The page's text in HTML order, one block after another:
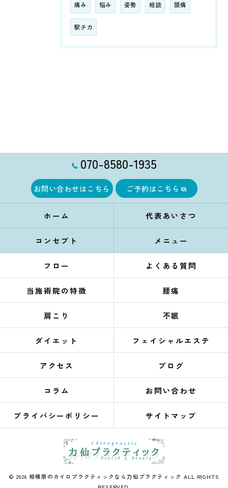
痛み 悩み 姿勢 相談 頭痛
駅チカ
070-8580-1935
お問い合わせはこちら ご予約はこちら
ホーム 代表あいさつ
コンセプト メニュー
フロー よくある質問
当施術院の特徴 腰痛
肩こり 不眠
ダイエット フェイシャルエステ
アクセス ブログ
コラム お問い合わせ
プライバシーポリシー サイトマップ
© 2026 相模原のカイロプラクティックなら力仙プラクティック ALL RIGHTS